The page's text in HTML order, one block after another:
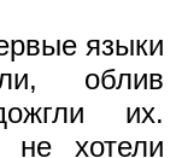
языки
облив
их.
хотели